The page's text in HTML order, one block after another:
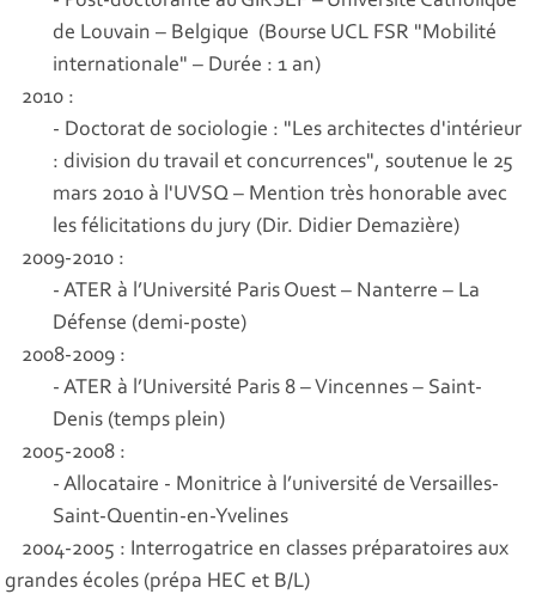
de Louvain – Belgique (Bourse UCL FSR "Mobilité
internationale" – Durée : 1 an)
2010 :
- Doctorat de sociologie : "Les architectes d'intérieur
: division du travail et concurrences", soutenue le 25
mars 2010 à l'UVSQ – Mention très honorable avec
les félicitations du jury (Dir. Didier Demazière)
2009-2010 :
- ATER à l’Université Paris Ouest – Nanterre – La
Défense (demi-poste)
2008-2009 :
- ATER à l’Université Paris 8 – Vincennes – Saint-
Denis (temps plein)
2005-2008 :
- Allocataire - Monitrice à l’université de Versailles-
Saint-Quentin-en-Yvelines
2004-2005 : Interrogatrice en classes préparatoires aux
grandes écoles (prépa HEC et B/L)